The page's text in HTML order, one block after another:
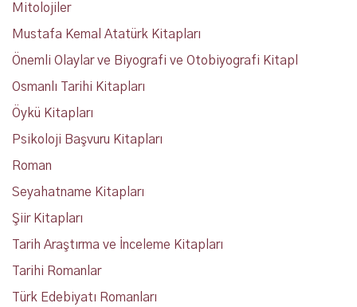
Mitolojiler
Mustafa Kemal Atatürk Kitapları
Önemli Olaylar ve Biyografi ve Otobiyografi Kitapl
Osmanlı Tarihi Kitapları
Öykü Kitapları
Psikoloji Başvuru Kitapları
Roman
Seyahatname Kitapları
Şiir Kitapları
Tarih Araştırma ve İnceleme Kitapları
Tarihi Romanlar
Türk Edebiyatı Romanları